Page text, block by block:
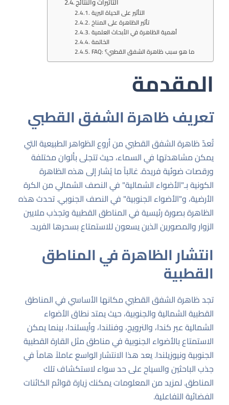
التأثير على الحياة البرية
تأثير الظاهرة على المناخ
أهمية الظاهرة في الأبحاث العلمية
الخاتمة
FAQ: ما هو سبب ظاهرة الشفق القطبي؟
المقدمة
تعريف ظاهرة الشفق القطبي
تُعدّ ظاهرة الشفق القطبي من أروع الظواهر الطبيعية التي
يمكن مشاهدتها في السماء، حيث تتجلى بألوان مختلفة
ورقصات ضوئية فريدة. غالباً ما يُشار إلى هذه الظاهرة
الكونية بـ"الأضواء الشمالية" في النصف الشمالي من الكرة
الأرضية، و"الأضواء الجنوبية" في النصف الجنوبي. تحدث هذه
الظاهرة بصورة رئيسية في المناطق القطبية وتجذب ملايين
الزوار والمصورين الذين يسعون للاستمتاع بسحرها الفريد.
انتشار الظاهرة في المناطق
القطبية
تجد ظاهرة الشفق القطبي مكانها الأساسي في المناطق
القطبية الشمالية والجنوبية، حيث يمتد نطاق الأضواء
الشمالية عبر كندا، والنرويج، وفنلندا، وأيسلندا، بينما يمكن
الاستمتاع بالأضواء الجنوبية في مناطق مثل القارة القطبية
الجنوبية ونيوزيلندا. يعد هذا الانتشار الواسع عاملاً هاماً في
جذب الباحثين والسياح على حد سواء لاستكشاف تلك
المناطق. لمزيد من المعلومات يمكنك زيارةقوائم الكائنات
الفضائية التفاعلية.